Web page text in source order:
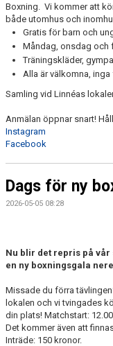
Boxning. Vi kommer att
både utomhus och
Gratis för barn och
Måndag, onsdag och
Träningskläder,
Alla är välkomna,
Samling vid Linnéas
Anmälan öppnar snart!
Instagram
Facebook
Dags för ny
2026-05-05 08:28
Nu blir det repris på vår
en ny boxningsgala
Missade du förra
lokalen och vi tvingades
din plats! Matchstart: 12.00.
Det kommer även att
Inträde: 150 kronor.